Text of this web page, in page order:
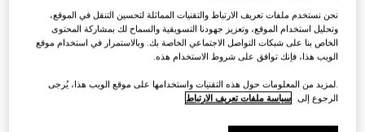
تنويعات كانفاس GG باللون العاجي
نحن نستخدم ملفات تعريف الارتباط والتقنيات المماثلة لتحسين التنقل في الموقع،
وتحليل استخدام الموقع، وتعزيز جهودنا التسويقية والسماح لك بمشاركة المحتوى
الخاص بنا على شبكات التواصل الاجتماعي الخاصة بك. وبالاستمرار في استخدام موقع
الويب هذا، فإنك توافق على شروط الاستخدام هذه.
.لمزيد من المعلومات حول هذه التقنيات واستخدامها على موقع الويب هذا، يُرجى
الرجوع إلى سياسة ملفات تعريف الارتباط